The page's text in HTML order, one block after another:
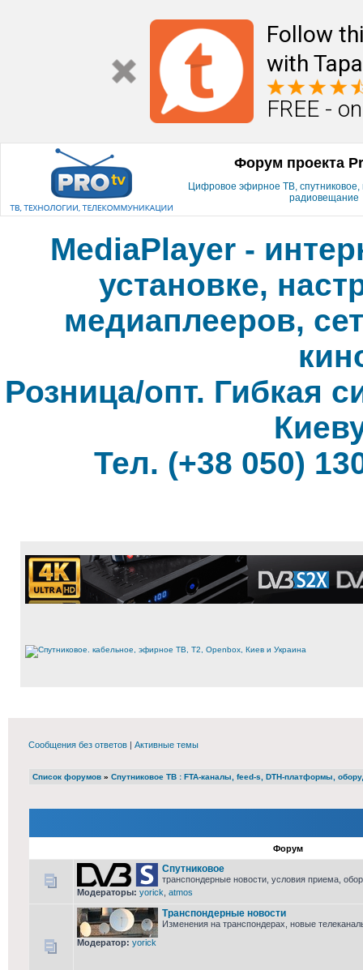
Follow
with
FREE -
Форум проекта
Цифровое эфирное ТВ, спутниковое,
радиовещание
MediaPlayer -
установке,
медиаплееров,
Розница/опт. Гибкая
Тел. (+38 050)
Сообщения без ответов | Активные темы
Список форумов » Cпутниковое ТВ : FTA-каналы, feed-s, DTH-платформы,
Форум
Спутниковое
транспондерные новости, условия приема,
Модераторы: yorick atmos
Транспондерные новости
Изменения на транспондерах, новые
Модератор: yorick